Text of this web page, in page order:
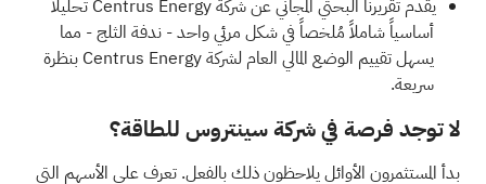
يقدم تقريرنا البحثي المجاني عن شركة Centrus Energy
تحليلاً
أساسياً شاملاً مُلخصاً في شكل مرئي واحد - ندفة الثلج - مما
يسهل تقييم الوضع المالي العام لشركة Centrus Energy بنظرة
سريعة.
لا توجد فرصة في شركة سينتروس للطاقة؟
بدأ المستثمرون الأوائل يلاحظون ذلك بالفعل. تعرف على الأسهم التي